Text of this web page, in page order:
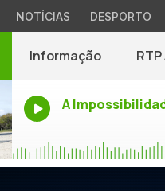
NOTÍCIAS DESPORTO
Informação
A